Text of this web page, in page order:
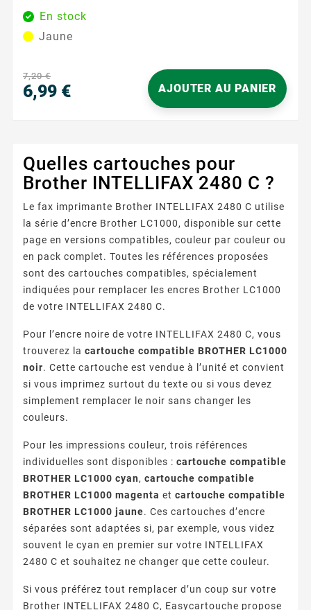
pour les imprimantes Brother acceptant le format
LC1000 , elle s’installe facilement et est rapidement
reconnue par votre appareil. Vous gagnez du temps à
d’utilisation fluide et rassurante. Idéale pour les...
En stock
Jaune
7,20 €
6,99 € AJOUTER AU PANIER
Quelles cartouches pour
Brother INTELLIFAX 2480 C ?
Le fax imprimante Brother INTELLIFAX 2480 C utilise
la série d’encre Brother LC1000, disponible sur cette
page en versions compatibles, couleur par couleur ou
en pack complet. Toutes les références proposées
sont des cartouches compatibles, spécialement
indiquées pour remplacer les encres Brother LC1000
de votre INTELLIFAX 2480 C.
Pour l’encre noire de votre INTELLIFAX 2480 C, vous
trouverez la cartouche compatible BROTHER LC1000
noir. Cette cartouche est vendue à l’unité et convient
si vous imprimez surtout du texte ou si vous devez
simplement remplacer le noir sans changer les
couleurs.
Pour les impressions couleur, trois références
individuelles sont disponibles : cartouche compatible
BROTHER LC1000 cyan, cartouche compatible
BROTHER LC1000 magenta et cartouche compatible
BROTHER LC1000 jaune. Ces cartouches d’encre
séparées sont adaptées si, par exemple, vous videz
souvent le cyan en premier sur votre INTELLIFAX
2480 C et souhaitez ne changer que cette couleur.
Si vous préférez tout remplacer d’un coup sur votre
Brother INTELLIFAX 2480 C, Easycartouche propose